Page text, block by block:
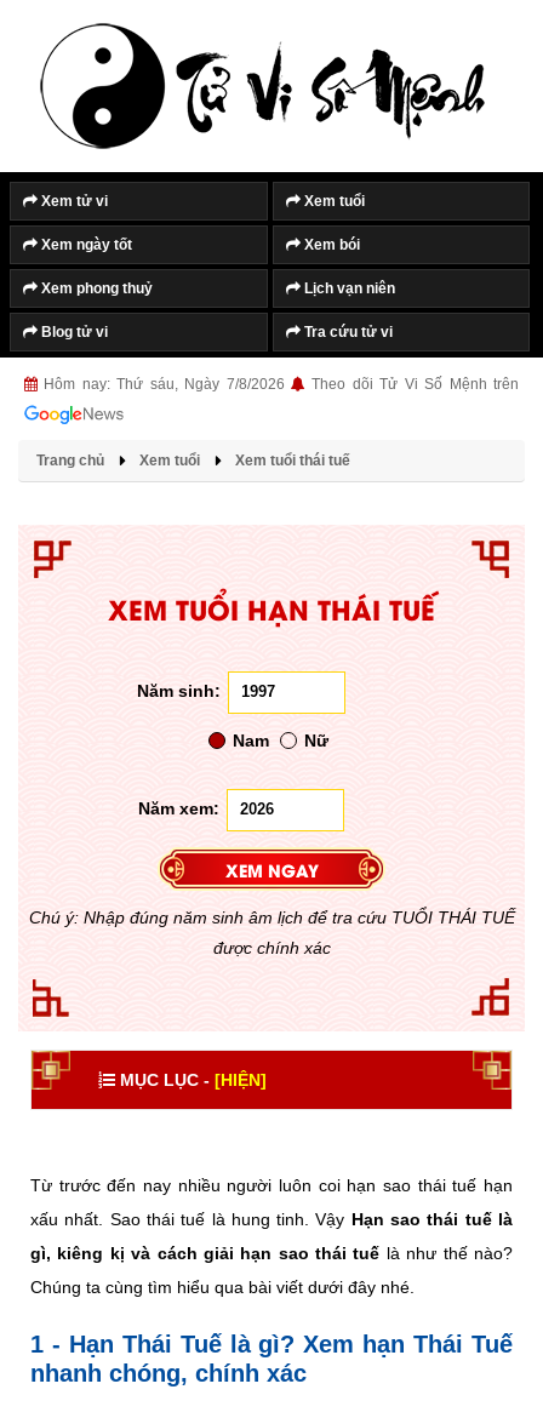
Xem tử vi Xem tuổi
Xem ngày tốt Xem bói
Xem phong thuỷ Lịch vạn niên
Blog tử vi Tra cứu tử vi
Hôm nay: Thứ sáu, Ngày 7/8/2026 Theo dõi Tử Vi Số Mệnh trên
Trang chủ Xem tuổi Xem tuổi thái tuế
XEM TUỔI HẠN THÁI TUẾ
Năm sinh:
Nam Nữ
Năm xem:
Chú ý: Nhập đúng năm sinh âm lịch để tra cứu TUỔI THÁI TUẾ
được chính xác
MỤC LỤC - [HIỆN]
Từ trước đến nay nhiều người luôn coi hạn sao thái tuế hạn
xấu nhất. Sao thái tuế là hung tinh. Vậy Hạn sao thái tuế là
gì, kiêng kị và cách giải hạn sao thái tuế là như thế nào?
Chúng ta cùng tìm hiểu qua bài viết dưới đây nhé.
1 - Hạn Thái Tuế là gì? Xem hạn Thái Tuế
nhanh chóng, chính xác